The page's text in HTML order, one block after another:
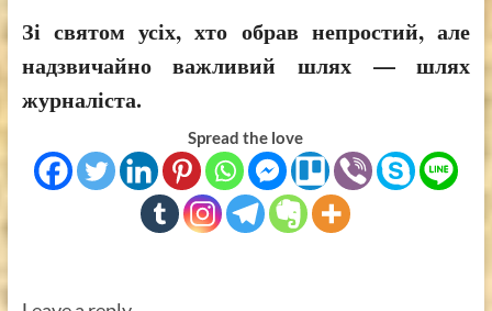
Зі святом усіх, хто обрав непростий, але
надзвичайно важливий шлях — шлях
журналіста.
Spread the love